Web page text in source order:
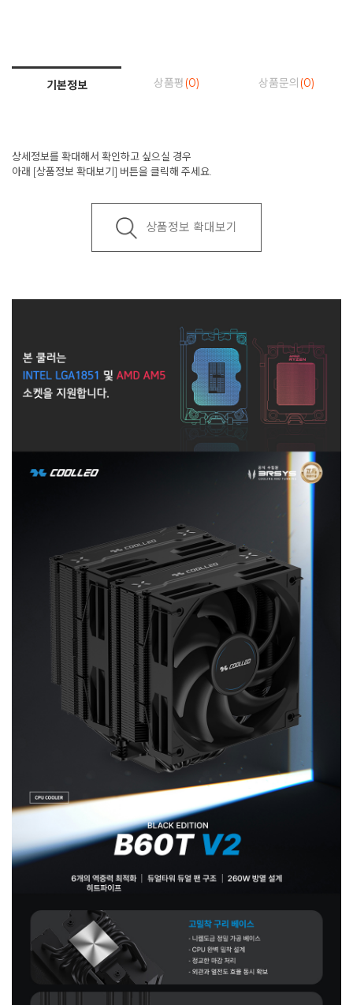
기본정보 상품평 (0) 상품문의 (0)
상세정보를 확대해서 확인하고 싶으실 경우
아래 [상품정보 확대보기] 버튼을 클릭해 주세요.
상품정보 확대보기